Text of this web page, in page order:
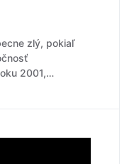
zlý, pokiaľ
2001,…